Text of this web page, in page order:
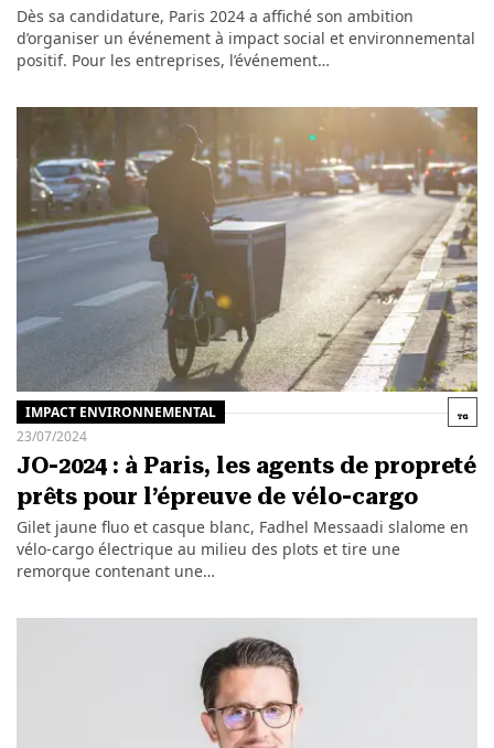
Dès sa candidature, Paris 2024 a affiché son ambition
d’organiser un événement à impact social et environnemental
positif. Pour les entreprises, l’événement…
IMPACT ENVIRONNEMENTAL
23/07/2024
JO-2024 : à Paris, les agents de propreté
prêts pour l’épreuve de vélo-cargo
Gilet jaune fluo et casque blanc, Fadhel Messaadi slalome en
vélo-cargo électrique au milieu des plots et tire une
remorque contenant une…